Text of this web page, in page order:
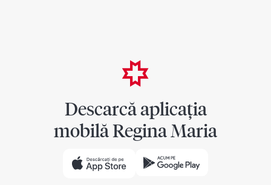
Descarcă aplicația
mobilă Regina Maria